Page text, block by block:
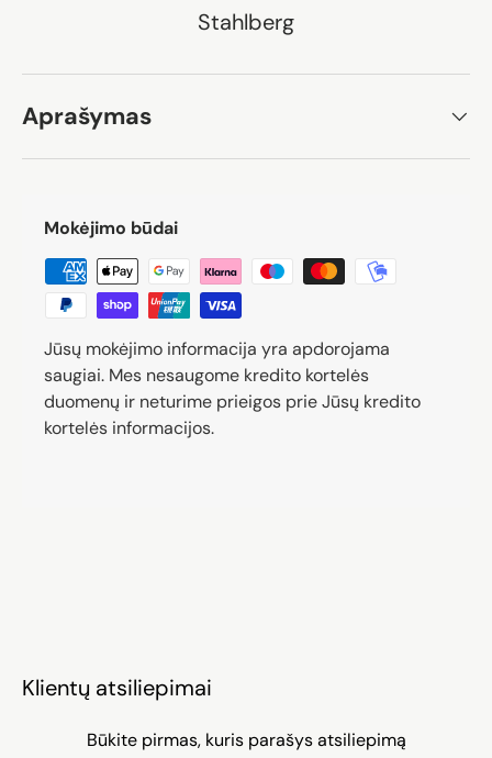
Stahlberg
Aprašymas
Mokėjimo būdai
Jūsų mokėjimo informacija yra apdorojama
saugiai. Mes nesaugome kredito kortelės
duomenų ir neturime prieigos prie Jūsų kredito
kortelės informacijos.
Klientų atsiliepimai
Būkite pirmas, kuris parašys atsiliepimą